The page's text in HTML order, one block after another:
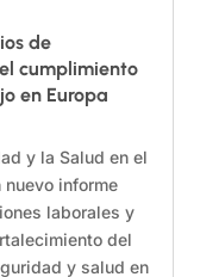
de
cumplimiento
en Europa
y la Salud en el
nuevo informe
laborales y
del
y salud en